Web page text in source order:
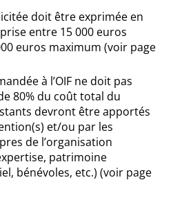
doit être exprimée en
entre 15 000 euros
euros maximum (voir page
à l’OIF ne doit pas
80% du coût total du
devront être apportés
et/ou par les
de l’organisation
patrimoine
bénévoles, etc.) (voir page